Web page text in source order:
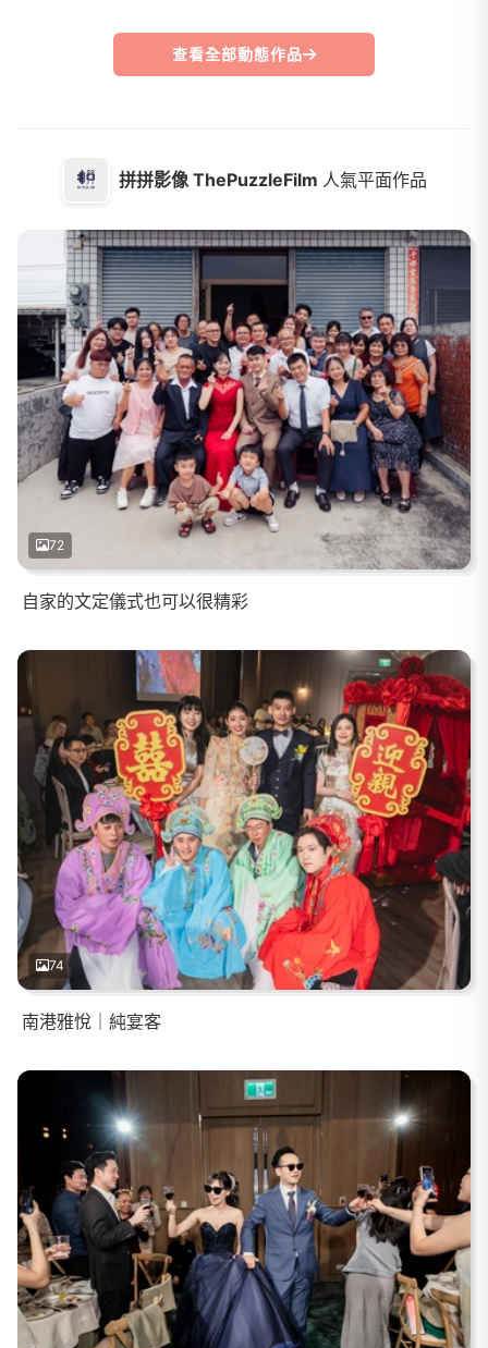
拼拼影像 ThePuzzleFilm 人氣平面作品
72
自家的文定儀式也可以很精彩
74
南港雅悅｜純宴客
查看全部動態作品